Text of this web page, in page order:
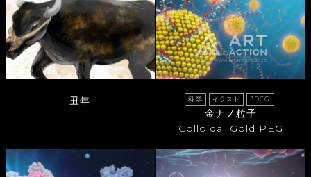
丑年 科学 イラスト 3DCG
金ナノ粒子
Colloidal Gold PEG